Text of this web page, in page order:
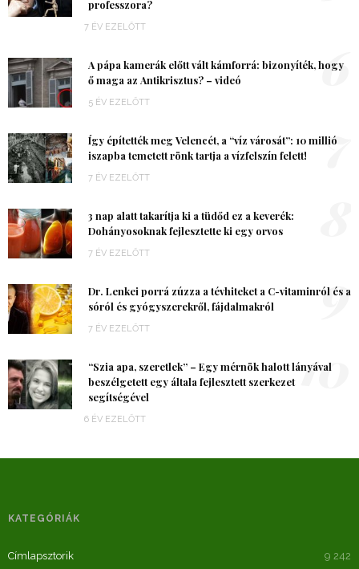
professzora?
7 ÉV EZELŐTT
A pápa kamerák előtt vált kámforrá: bizonyíték, hogy
ő maga az Antikrisztus? – videó
5 ÉV EZELŐTT
6
Így építették meg Velencét, a “víz városát”: 10 millió
iszapba temetett rönk tartja a vízfelszín felett!
7 ÉV EZELŐTT
7
3 nap alatt takarítja ki a tüdőd ez a keverék:
Dohányosoknak fejlesztette ki egy orvos
7 ÉV EZELŐTT
Dr. Lenkei porrá zúzza a tévhiteket a C-vitaminról és a
sóról és gyógyszerekről, fájdalmakról
7 ÉV EZELŐTT
9
“Szia apa, szeretlek” – Egy mérnök halott lányával
beszélgetett egy általa fejlesztett szerkezet
segítségével
6 ÉV EZELŐTT
10
KATEGÓRIÁK
Címlapsztorik 9 242